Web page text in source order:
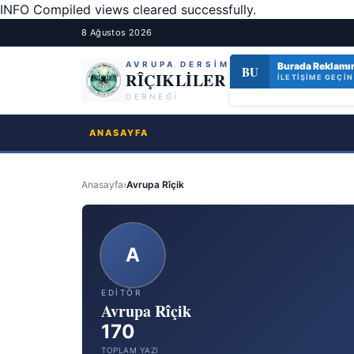
INFO Compiled views cleared successfully.
8 Ağustos 2026
AVRUPA DERSİM
RÎÇIKLİLER
DERNEĞİ
RI Riçik Kültür
BU Burada
İLETIŞIME GEÇIN
ANASAYFA
Anasayfa›Avrupa Rîçik
A
EDITÖR
Avrupa Rîçik
170
TOPLAM YAZI